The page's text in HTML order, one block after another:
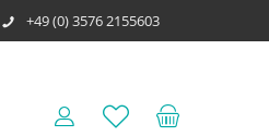
+49 (0) 3576 2155603